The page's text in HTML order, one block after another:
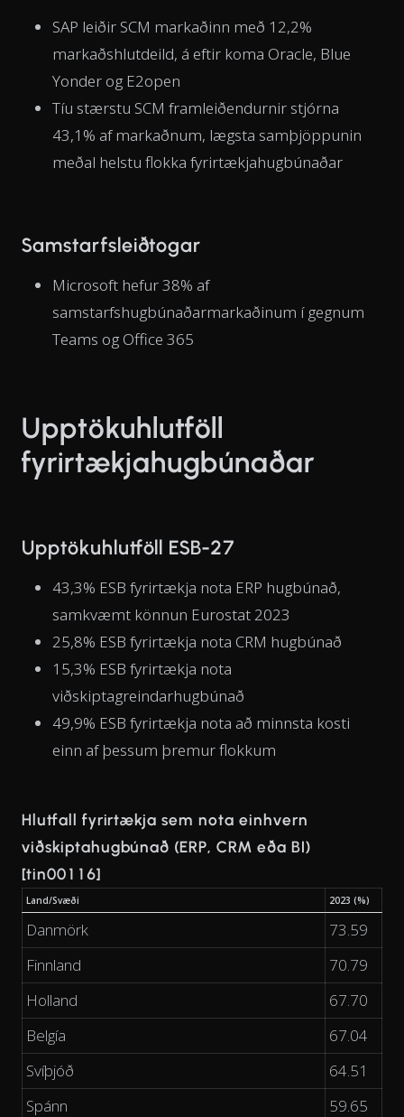
SAP leiðir SCM markaðinn með 12,2%
markaðshlutdeild, á eftir koma Oracle, Blue
Yonder og E2open
Tíu stærstu SCM framleiðendurnir stjórna
43,1% af markaðnum, lægsta samþjöppunin
meðal helstu flokka fyrirtækjahugbúnaðar
Samstarfsleiðtogar
Microsoft hefur 38% af
samstarfshugbúnaðarmarkaðinum í gegnum
Teams og Office 365
Upptökuhlutföll
fyrirtækjahugbúnaðar
Upptökuhlutföll ESB-27
43,3% ESB fyrirtækja nota ERP hugbúnað,
samkvæmt könnun Eurostat 2023
25,8% ESB fyrirtækja nota CRM hugbúnað
15,3% ESB fyrirtækja nota
viðskiptagreindarhugbúnað
49,9% ESB fyrirtækja nota að minnsta kosti
einn af þessum þremur flokkum
Hlutfall fyrirtækja sem nota einhvern
viðskiptahugbúnað (ERP, CRM eða BI)
[tin00116]
Land/Svæði 2023 (%)
Danmörk
73.59
Finnland
70.79
Holland
67.70
Belgía
67.04
Svíþjóð
64.51
Spánn
59.65